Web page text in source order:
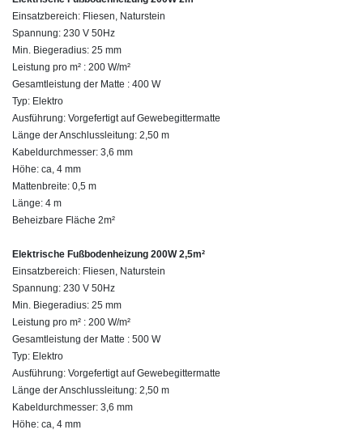
Einsatzbereich: Fliesen, Naturstein
Spannung: 230 V 50Hz
Min. Biegeradius: 25 mm
Leistung pro m² : 200 W/m²
Gesamtleistung der Matte : 400 W
Typ: Elektro
Ausführung: Vorgefertigt auf Gewebegittermatte
Länge der Anschlussleitung: 2,50 m
Kabeldurchmesser: 3,6 mm
Höhe: ca, 4 mm
Mattenbreite: 0,5 m
Länge: 4 m
Beheizbare Fläche 2m²
Elektrische Fußbodenheizung 200W 2,5m²
Einsatzbereich: Fliesen, Naturstein
Spannung: 230 V 50Hz
Min. Biegeradius: 25 mm
Leistung pro m² : 200 W/m²
Gesamtleistung der Matte : 500 W
Typ: Elektro
Ausführung: Vorgefertigt auf Gewebegittermatte
Länge der Anschlussleitung: 2,50 m
Kabeldurchmesser: 3,6 mm
Höhe: ca, 4 mm